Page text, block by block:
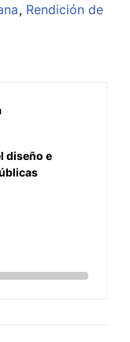
Rendición de
diseño e